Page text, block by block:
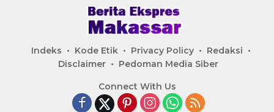
Indeks Kode Etik Privacy Policy
Redaksi
Disclaimer
Pedoman Media Siber
Connect With Us